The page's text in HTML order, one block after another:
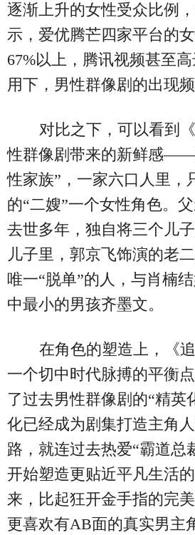
逐渐上升的女性受众比例
示，爱优腾芒四家平台的
67%以上，腾讯视频甚至
用下，男性群像剧的出现频
对比之下，可以看到
性群像剧带来的新鲜感——
性家族”，一家六口人里，
的“二嫂”一个女性角色。
去世多年，独自将三个儿
儿子里，郭京飞饰演的老
唯一“脱单”的人，与肖楠
中最小的男孩齐墨文。
在角色的塑造上，《
一个切中时代脉搏的平衡
了过去男性群像剧的“精英
化已经成为剧集打造主角
路，就连过去热爱“霸道总
开始塑造更贴近平凡生活
来，比起狂开金手指的完
更喜欢有AB面的真实男主